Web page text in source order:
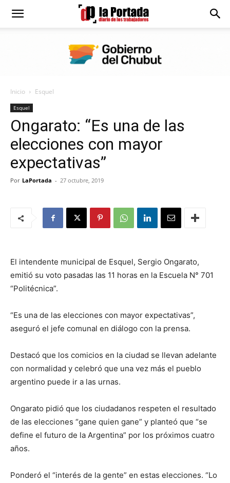
Diario
Portada
Inicio Esquel
Esquel
Ongarato: “Es una de las
elecciones con mayor
expectativas”
Por LaPortada - 27 octubre, 2019
El intendente municipal de Esquel, Sergio Ongarato,
emitió su voto pasadas las 11 horas en la Escuela N° 701
“Politécnica”.
“Es una de las elecciones con mayor expectativas”,
aseguró el jefe comunal en diálogo con la prensa.
Destacó que los comicios en la ciudad se llevan adelante
con normalidad y celebró que una vez más el pueblo
argentino puede ir a las urnas.
Ongarato pidió que los ciudadanos respeten el resultado
de las elecciones “gane quien gane” y planteó que “se
define el futuro de la Argentina” por los próximos cuatro
años.
Ponderó el “interés de la gente” en estas elecciones. “Lo